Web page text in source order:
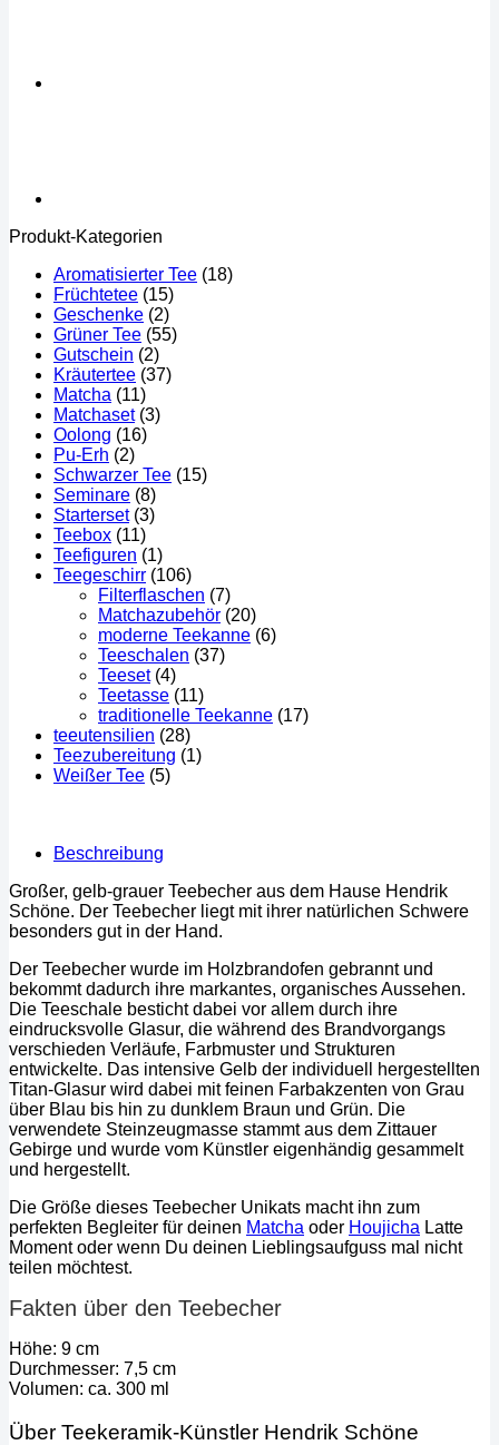
Produkt-Kategorien
Aromatisierter Tee (18)
Früchtetee (15)
Geschenke (2)
Grüner Tee (55)
Gutschein (2)
Kräutertee (37)
Matcha (11)
Matchaset (3)
Oolong (16)
Pu-Erh (2)
Schwarzer Tee (15)
Seminare (8)
Starterset (3)
Teebox (11)
Teefiguren (1)
Teegeschirr (106)
Filterflaschen (7)
Matchazubehör (20)
moderne Teekanne (6)
Teeschalen (37)
Teeset (4)
Teetasse (11)
traditionelle Teekanne (17)
teeutensilien (28)
Teezubereitung (1)
Weißer Tee (5)
Beschreibung
Großer, gelb-grauer Teebecher aus dem Hause Hendrik
Schöne. Der Teebecher liegt mit ihrer natürlichen Schwere
besonders gut in der Hand.
Der Teebecher wurde im Holzbrandofen gebrannt und
bekommt dadurch ihre markantes, organisches Aussehen.
Die Teeschale besticht dabei vor allem durch ihre
eindrucksvolle Glasur, die während des Brandvorgangs
verschieden Verläufe, Farbmuster und Strukturen
entwickelte. Das intensive Gelb der individuell hergestellten
Titan-Glasur wird dabei mit feinen Farbakzenten von Grau
über Blau bis hin zu dunklem Braun und Grün. Die
verwendete Steinzeugmasse stammt aus dem Zittauer
Gebirge und wurde vom Künstler eigenhändig gesammelt
und hergestellt.
Die Größe dieses Teebecher Unikats macht ihn zum
perfekten Begleiter für deinen Matcha oder Houjicha Latte
Moment oder wenn Du deinen Lieblingsaufguss mal nicht
teilen möchtest.
Fakten über den Teebecher
Höhe: 9 cm
Durchmesser: 7,5 cm
Volumen: ca. 300 ml
Über Teekeramik-Künstler Hendrik Schöne